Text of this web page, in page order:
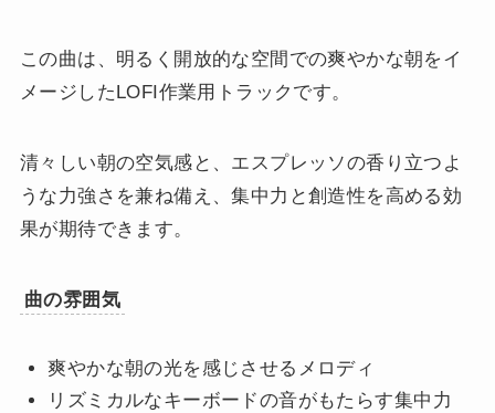
この曲は、明るく開放的な空間での爽やかな朝をイ
メージしたLOFI作業用トラックです。
清々しい朝の空気感と、エスプレッソの香り立つよ
うな力強さを兼ね備え、集中力と創造性を高める効
果が期待できます。
曲の雰囲気
爽やかな朝の光を感じさせるメロディ
リズミカルなキーボードの音がもたらす集中力